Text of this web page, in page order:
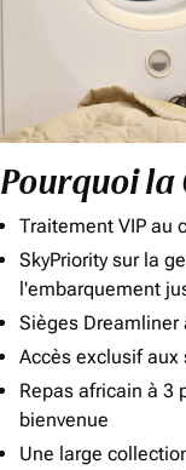
Pourquoi la
Traitement VIP au
SkyPriority sur la
l'embarquement
Sièges
Accès exclusif aux
Repas africain à 3
bienvenue
Une large